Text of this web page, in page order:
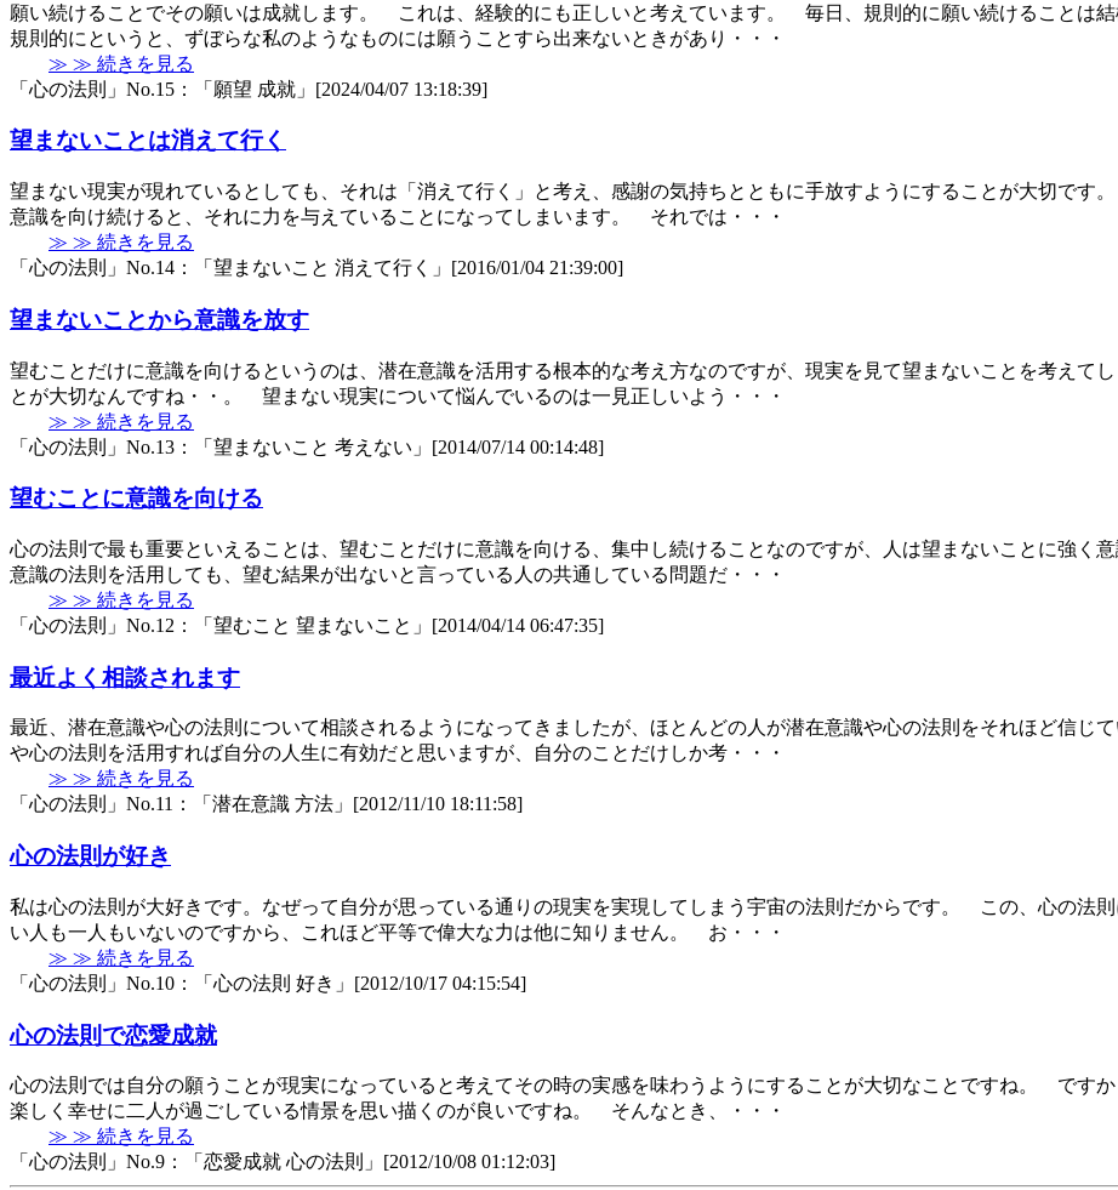
願い続けることでその願いは成就します。 これは、経験的にも正しいと考えています。 毎日、規則的に願い続けること
規則的にというと、ずぼらな私のようなものには願うことすら出来ないときがあり・・・
≫ ≫ 続きを見る
「心の法則」No.15：「願望 成就」[2024/04/07 13:18:39]
望まないことは消えて行く
望まない現実が現れているとしても、それは「消えて行く」と考え、感謝の気持ちとともに手放すようにすることが大切で
意識を向け続けると、それに力を与えていることになってしまいます。 それでは・・・
≫ ≫ 続きを見る
「心の法則」No.14：「望まないこと 消えて行く」[2016/01/04 21:39:00]
望まないことから意識を放す
望むことだけに意識を向けるというのは、潜在意識を活用する根本的な考え方なのですが、現実を見て望まないことを考え
とが大切なんですね・・。 望まない現実について悩んでいるのは一見正しいよう・・・
≫ ≫ 続きを見る
「心の法則」No.13：「望まないこと 考えない」[2014/07/14 00:14:48]
望むことに意識を向ける
心の法則で最も重要といえることは、望むことだけに意識を向ける、集中し続けることなのですが、人は望まないことに強
意識の法則を活用しても、望む結果が出ないと言っている人の共通している問題だ・・・
≫ ≫ 続きを見る
「心の法則」No.12：「望むこと 望まないこと」[2014/04/14 06:47:35]
最近よく相談されます
最近、潜在意識や心の法則について相談されるようになってきましたが、ほとんどの人が潜在意識や心の法則をそれほど信
や心の法則を活用すれば自分の人生に有効だと思いますが、自分のことだけしか考・・・
≫ ≫ 続きを見る
「心の法則」No.11：「潜在意識 方法」[2012/11/10 18:11:58]
心の法則が好き
私は心の法則が大好きです。なぜって自分が思っている通りの現実を実現してしまう宇宙の法則だからです。 この、心の法
い人も一人もいないのですから、これほど平等で偉大な力は他に知りません。 お・・・
≫ ≫ 続きを見る
「心の法則」No.10：「心の法則 好き」[2012/10/17 04:15:54]
心の法則で恋愛成就
心の法則では自分の願うことが現実になっていると考えてその時の実感を味わうようにすることが大切なことですね。 です
楽しく幸せに二人が過ごしている情景を思い描くのが良いですね。 そんなとき、・・・
≫ ≫ 続きを見る
「心の法則」No.9：「恋愛成就 心の法則」[2012/10/08 01:12:03]